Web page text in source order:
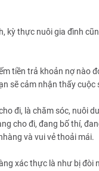
kỳ thực nuôi gia đình
tiền trả khoản nợ nào
sẽ cảm nhận thấy cuộc
đi, là chăm sóc, nuôi
cho đi, đang bố thí,
và vui vẻ thoải mái.
xác thực là như bị đòi